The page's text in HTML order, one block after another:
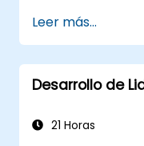
Leer más...
Desarrollo de
21 Horas